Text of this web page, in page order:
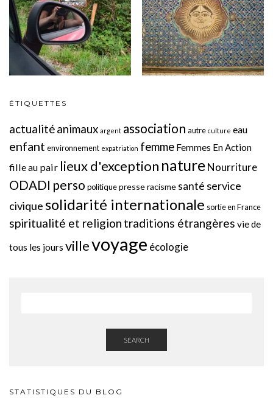
ÉTIQUETTES
actualitéanimaux argent association autre culture eau
enfant environnement expatriation femme Femmes En Action
fille au pair lieux d'exception natureNourriture
ODADI perso politiquepresseracisme santé service
civiquesolidarité internationale sortie en France
spiritualité et religion traditions étrangères vie de
tous les jours villevoyage écologie
SEARCH
STATISTIQUES DU BLOG